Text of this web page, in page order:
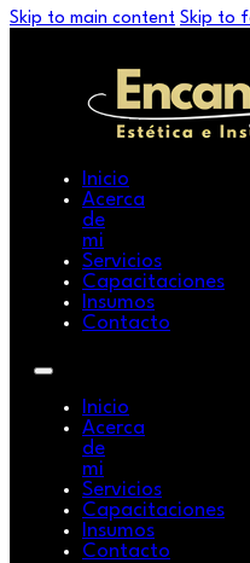
Skip to main content Skip to
Inicio
Acerca
de
mi
Servicios
Capacitaciones
Insumos
Contacto
Inicio
Acerca
de
mi
Servicios
Capacitaciones
Insumos
Contacto